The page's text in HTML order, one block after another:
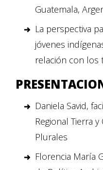
Guatemala,
La perspectiva
jóvenes
relación con los
Daniela Savid,
Regional Tierra
Plurales
Florencia María